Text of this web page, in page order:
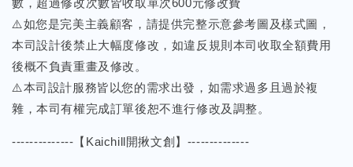
數，超過修改次數皆收取單次600元修改費
⚠️如您是完美主義顧客，請提供完整示意參考圖及樣式圖，
本司設計後禁止大幅度修改，如違反規則本司收取全額費用
後概不負責重畫及修改。
⚠️本司設計服務皆以您的需求出發，如需求過多且過於複
雜，本司有權完成訂單後恕不進行修改及調整。
--------------【Kaichill開揪文創】--------------